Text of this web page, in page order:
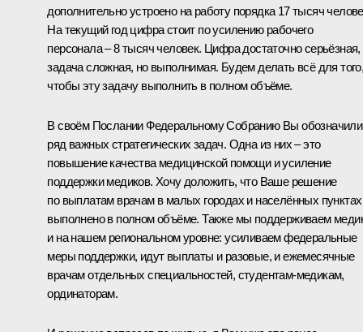
дополнительно устроено на работу порядка 17 тысяч
На текущий год цифра стоит по усилению рабочего
персонала – 8 тысяч человек. Цифра достаточно серьёзная,
задача сложная, но выполнимая. Будем делать всё для
чтобы эту задачу выполнить в полном объёме.
В своём ПосланииФедеральному Собранию Вы обозначили
ряд важных стратегических задач. Одна из них – это
повышение качества медицинской помощи и усиление
поддержки медиков. Хочу доложить, что Ваше решение
по выплатам врачам в малых городах и населённых пунктах
выполнено в полном объёме. Также мы поддерживаем
и на нашем региональном уровне: усиливаем федеральные
меры поддержки, идут выплаты и разовые, и ежемесячные
врачам отдельных специальностей, студентам-медикам,
ординаторам.